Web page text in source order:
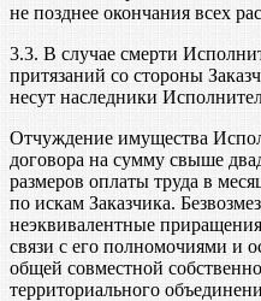
не позднее окончания всех
3.3. В случае смерти
притязаний со стороны
несут наследники
Отчуждение имущества
договора на сумму свыше
размеров оплаты труда в
по искам Заказчика.
неэквивалентные
связи с его полномочиями и
общей совместной
территориального